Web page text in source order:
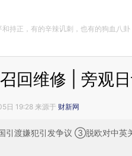
持正，有的辛辣讥刺，也有的狗血八
回维修 | 旁观
日 19:28 来源于 财新网
渡嫌犯引发争议 ③脱欧对中